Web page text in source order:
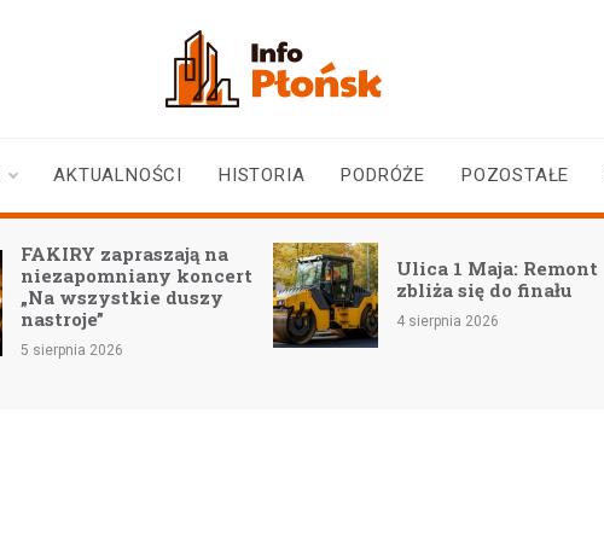
AKTUALNOŚCI HISTORIA PODRÓŻE POZOSTAŁE
FAKIRY zapraszają na
niezapomniany koncert
„Na wszystkie duszy
nastroje”
5 sierpnia 2026
Ulica 1 Maja: Remont
zbliża się do finału
4 sierpnia 2026